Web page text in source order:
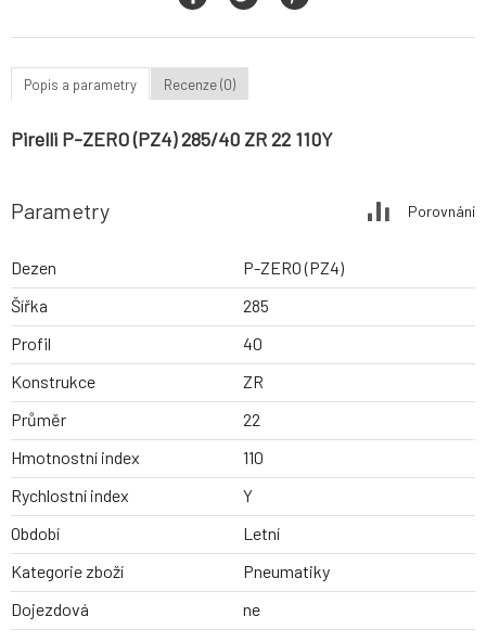
Popis a parametry Recenze (0)
Pirelli P-ZERO (PZ4) 285/40 ZR 22 110Y
Parametry Porovnání
Dezen
P-ZERO (PZ4)
Šířka
285
Profil
40
Konstrukce
ZR
Průměr
22
Hmotnostní index
110
Rychlostní index
Y
Období
Letní
Kategorie zboží
Pneumatiky
Dojezdová
ne